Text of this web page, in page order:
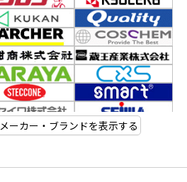
ーカー・ブランドを表示する